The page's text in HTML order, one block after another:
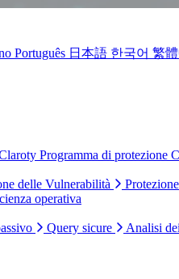
Português 日本語 한국어 繁
Programma di protezione
delle Vulnerabilità
operativa
Query sicure
Analisi